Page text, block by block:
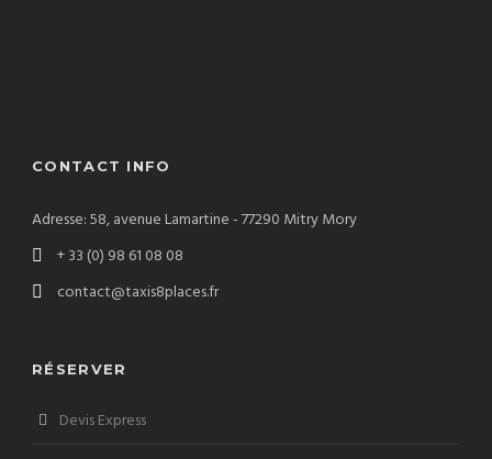
CONTACT INFO
Adresse: 58, avenue Lamartine - 77290 Mitry Mory
+ 33 (0) 98 61 08 08
contact@taxis8places.fr
RÉSERVER
Devis Express